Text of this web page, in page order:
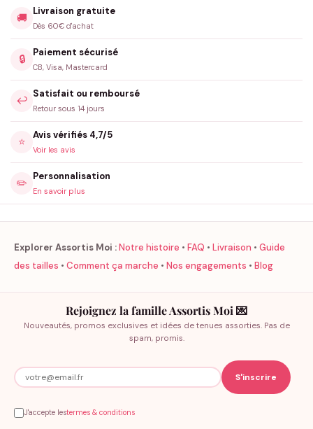
🚚
Livraison gratuite
Dès 60€ d'achat
🔒
Paiement sécurisé
CB, Visa, Mastercard
↩️
Satisfait ou remboursé
Retour sous 14 jours
⭐
Avis vérifiés 4,7/5
Voir les avis
✏️
Personnalisation
En savoir plus
Explorer Assortis Moi :Notre histoire • FAQ • Livraison • Guide
des tailles • Comment ça marche • Nos engagements • Blog
Rejoignez la famille Assortis Moi 💌
Nouveautés, promos exclusives et idées de tenues assorties. Pas de
spam, promis.
J'accepte lestermes & conditions